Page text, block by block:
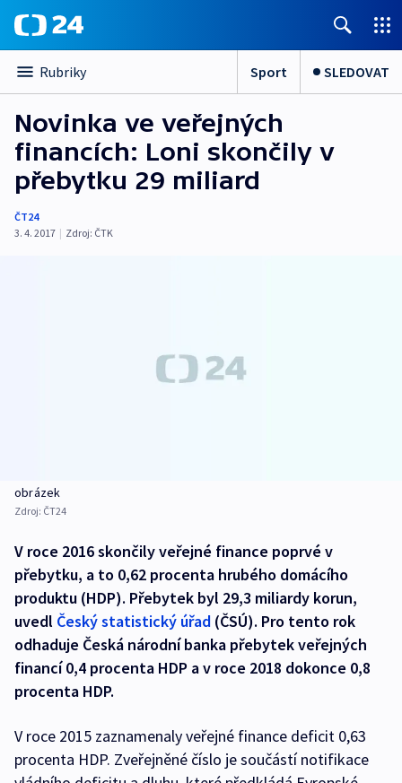
Rubriky Sport SLEDOVAT
Novinka ve veřejných
financích: Loni skončily v
přebytku 29 miliard
ČT24
3. 4. 2017 | Zdroj: ČTK
obrázek
Zdroj: ČT24
V roce 2016 skončily veřejné finance poprvé v
přebytku, a to 0,62 procenta hrubého domácího
produktu (HDP). Přebytek byl 29,3 miliardy korun,
uvedl Český statistický úřad (ČSÚ). Pro tento rok
odhaduje Česká národní banka přebytek veřejných
financí 0,4 procenta HDP a v roce 2018 dokonce 0,8
procenta HDP.
V roce 2015 zaznamenaly veřejné finance deficit 0,63
procenta HDP. Zveřejněné číslo je součástí notifikace